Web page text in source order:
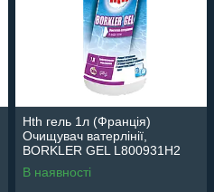
Hth гель 1л (Франція)
Очищувач ватерлінії,
BORKLER GEL L800931H2
В наявності